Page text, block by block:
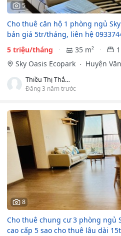
5
Cho thuê căn hộ 1 phòng ngủ
bản giá 5tr/tháng, liên hệ
5 triệu/tháng
35 m² 1
Sky Oasis Ecopark
Huyện
Thiều Thị Thắm
Đăng 3 năm trước
8
Cho thuê chung cư 3 phòng ngủ
cao cấp 5 sao cho thuê lâu dài